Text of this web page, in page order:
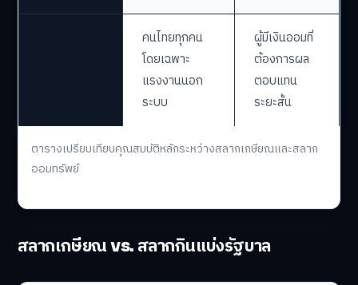
ใบละ 50 บาท,
ไม่เกิน 3,000
บาท/เดือน
หน่วยละ 50-
100 บาท,
วงเงินรวมสูง
กว่า
ความถี่ใน
การออก
คนไทยทุกคน
ผู้มีเงินออมที่